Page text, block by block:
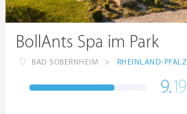
BollAnts Spa im Park
BAD SOBERNHEIM > RHEINLAND-PFALZ
9.19